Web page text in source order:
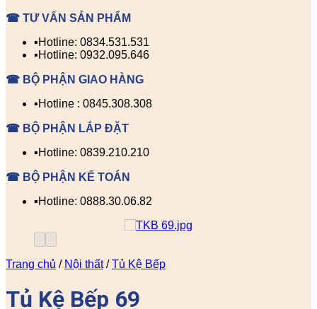
☎ TƯ VẤN SẢN PHẨM
▪️Hotline: 0834.531.531
▪️Hotline: 0932.095.646
☎ BỘ PHẬN GIAO HÀNG
▪️Hotline : 0845.308.308
☎ BỘ PHẬN LẮP ĐẶT
▪️Hotline: 0839.210.210
☎ BỘ PHẬN KẾ TOÁN
▪️Hotline: 0888.30.06.82
Trang chủ / Nội thất / Tủ Kệ Bếp
Tủ Kệ Bếp 69